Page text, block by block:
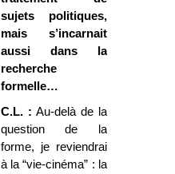
sujets politiques,
mais s’incarnait
aussi dans la
recherche
formelle…
C.L. : Au-delà de la
question de la
forme, je reviendrai
à la “vie-cinéma” : la